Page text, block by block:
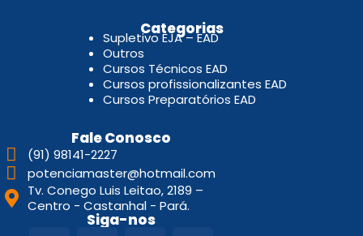
Categorias
Supletivo EJA – EAD
Outros
Cursos Técnicos EAD
Cursos profissionalizantes EAD
Cursos Preparatórios EAD
Fale Conosco
(91) 98141-2227
potenciamaster@hotmail.com
Tv. Conego Luis Leitao, 2189 –
Centro - Castanhal - Pará.
Siga-nos